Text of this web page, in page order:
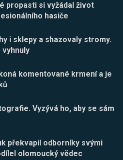
propasti si vyžádal život
hasiče
i sklepy a shazovaly stromy.
vyhnuly
komentované krmení a je
Vyzývá ho, aby se sám
překvapil odborníky svými
olomoucký vědec